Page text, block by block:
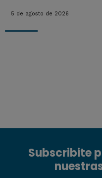
5 de agosto de 2026
Subscribite